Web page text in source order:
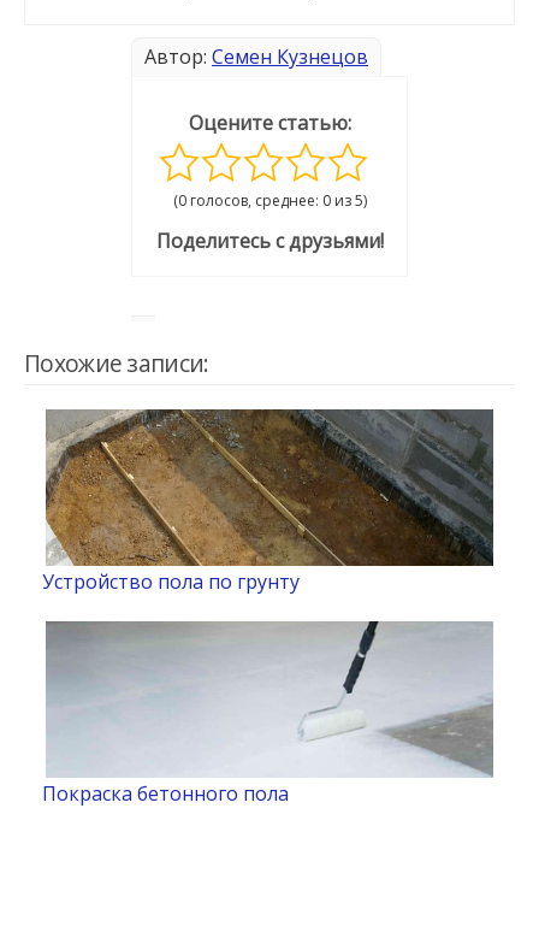
Автор: Семен Кузнецов
Оцените статью:
(0 голосов, среднее: 0 из 5)
Поделитесь с друзьями!
Похожие записи:
Устройство пола по грунту
Покраска бетонного пола